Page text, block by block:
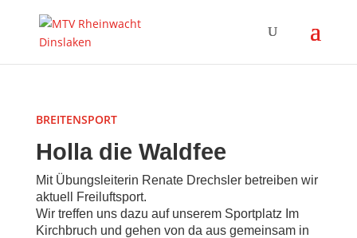
BREITENSPORT
Holla die Waldfee
Mit Übungsleiterin Renate Drechsler betreiben wir
aktuell Freiluftsport.
Wir treffen uns dazu auf unserem Sportplatz Im
Kirchbruch und gehen von da aus gemeinsam in